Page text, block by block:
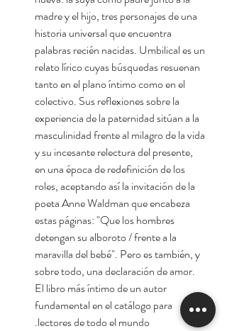
madre y el hijo, tres personajes de una
historia universal que encuentra
palabras recién nacidas. Umbilical es un
relato lírico cuyas búsquedas resuenan
tanto en el plano íntimo como en el
colectivo. Sus reflexiones sobre la
experiencia de la paternidad sitúan a la
masculinidad frente al milagro de la vida
y su incesante relectura del presente,
en una época de redefinición de los
roles, aceptando así la invitación de la
poeta Anne Waldman que encabeza
estas páginas: "Que los hombres
detengan su alboroto / frente a la
maravilla del bebé". Pero es también, y
sobre todo, una declaración de amor.
El libro más íntimo de un autor
fundamental en el catálogo para
lectores de todo el mundo.